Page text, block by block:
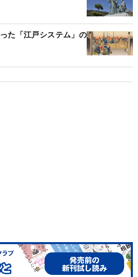
た「江戸システム」の